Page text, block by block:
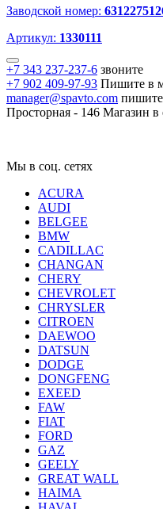
Заводской номер:
Артикул: 1330111
+7 343 237-237-6 звоните
+7 902 409-97-93 Пишите в
manager@spavto.com
Просторная - 146 Магазин в
Мы в соц. сетях
ACURA
AUDI
BELGEE
BMW
CADILLAC
CHANGAN
CHERY
CHEVROLET
CHRYSLER
CITROEN
DAEWOO
DATSUN
DODGE
DONGFENG
EXEED
FAW
FIAT
FORD
GAZ
GEELY
GREAT WALL
HAIMA